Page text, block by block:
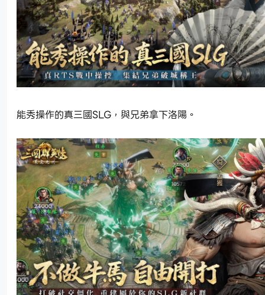
能秀操作的真三國SLG，與兄弟拿下洛陽。